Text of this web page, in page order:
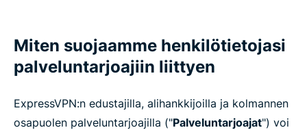
Miten suojaamme henkilötietojasi
palveluntarjoajiin liittyen
ExpressVPN:n edustajilla, alihankkijoilla ja kolmannen
osapuolen palveluntarjoajilla ("Palveluntarjoajat") voi